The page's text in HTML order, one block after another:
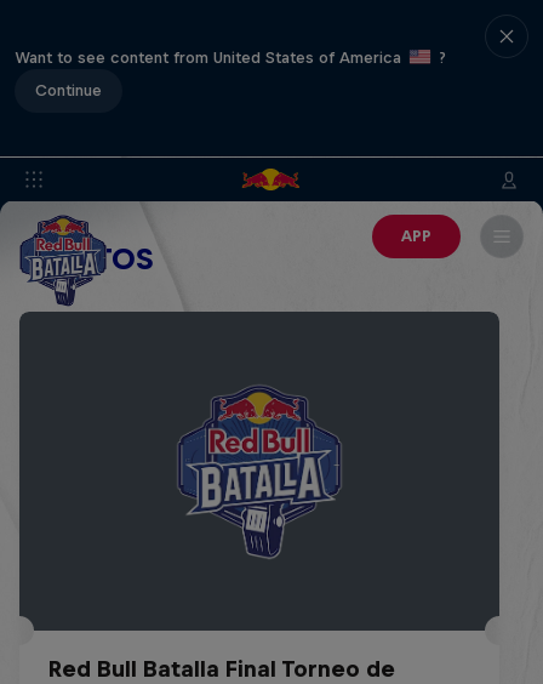
Want to see content from United States of America
?
Continue
APP
EVENTOS
Red Bull Batalla Final Torneo de